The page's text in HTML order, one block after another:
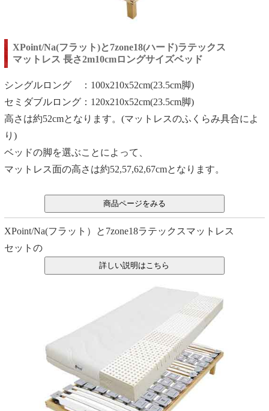
XPoint/Na(フラット)と7zone18(ハード)ラテックス
マットレス 長さ2m10cmロングサイズベッド
シングルロング ：100x210x52cm(23.5cm脚)
セミダブルロング：120x210x52cm(23.5cm脚)
高さは約52cmとなります。(マットレスのふくらみ具合によ
り)
ベッドの脚を選ぶことによって、
マットレス面の高さは約52,57,62,67cmとなります。
XPoint/Na(フラット）と7zone18ラテックスマットレス
セットの